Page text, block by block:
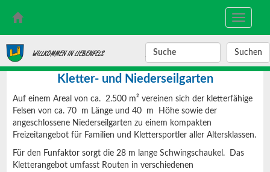
WILLKOMMEN IN LIEBENFELS SUCHBEGRIFF
Toggle
Kletter- und Niederseilgarten
Auf einem Areal von ca. 2.500 m² vereinen sich der kletterfähige
Felsen von ca. 70 m Länge und 40 m Höhe sowie der
angeschlossene Niederseilgarten zu einem kompakten
Freizeitangebot für Familien und Klettersportler aller Altersklassen.
Für den Funfaktor sorgt die 28 m lange Schwingschaukel. Das
Kletterangebot umfasst Routen in verschiedenen